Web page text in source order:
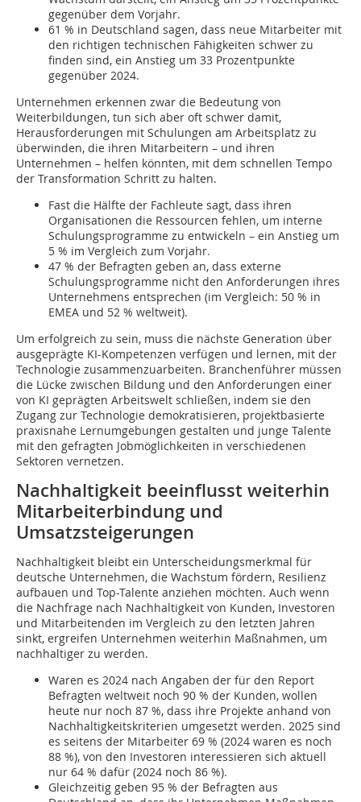
gegenüber dem Vorjahr.
61 % in Deutschland sagen, dass neue Mitarbeiter mit
den richtigen technischen Fähigkeiten schwer zu
finden sind, ein Anstieg um 33 Prozentpunkte
gegenüber 2024.
Unternehmen erkennen zwar die Bedeutung von
Weiterbildungen, tun sich aber oft schwer damit,
Herausforderungen mit Schulungen am Arbeitsplatz zu
überwinden, die ihren Mitarbeitern – und ihren
Unternehmen – helfen könnten, mit dem schnellen Tempo
der Transformation Schritt zu halten.
Fast die Hälfte der Fachleute sagt, dass ihren
Organisationen die Ressourcen fehlen, um interne
Schulungsprogramme zu entwickeln – ein Anstieg um
5 % im Vergleich zum Vorjahr.
47 % der Befragten geben an, dass externe
Schulungsprogramme nicht den Anforderungen ihres
Unternehmens entsprechen (im Vergleich: 50 % in
EMEA und 52 % weltweit).
Um erfolgreich zu sein, muss die nächste Generation über
ausgeprägte KI-Kompetenzen verfügen und lernen, mit der
Technologie zusammenzuarbeiten. Branchenführer müssen
die Lücke zwischen Bildung und den Anforderungen einer
von KI geprägten Arbeitswelt schließen, indem sie den
Zugang zur Technologie demokratisieren, projektbasierte
praxisnahe Lernumgebungen gestalten und junge Talente
mit den gefragten Jobmöglichkeiten in verschiedenen
Sektoren vernetzen.
Nachhaltigkeit beeinflusst weiterhin
Mitarbeiterbindung und
Umsatzsteigerungen
Nachhaltigkeit bleibt ein Unterscheidungsmerkmal für
deutsche Unternehmen, die Wachstum fördern, Resilienz
aufbauen und Top-Talente anziehen möchten. Auch wenn
die Nachfrage nach Nachhaltigkeit von Kunden, Investoren
und Mitarbeitenden im Vergleich zu den letzten Jahren
sinkt, ergreifen Unternehmen weiterhin Maßnahmen, um
nachhaltiger zu werden.
Waren es 2024 nach Angaben der für den Report
Befragten weltweit noch 90 % der Kunden, wollen
heute nur noch 87 %, dass ihre Projekte anhand von
Nachhaltigkeitskriterien umgesetzt werden. 2025 sind
es seitens der Mitarbeiter 69 % (2024 waren es noch
88 %), von den Investoren interessieren sich aktuell
nur 64 % dafür (2024 noch 86 %).
Gleichzeitig geben 95 % der Befragten aus